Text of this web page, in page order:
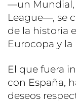
—un Mundial,
League—, se
de la historia
Eurocopa y la
El que fuera
con España,
deseos